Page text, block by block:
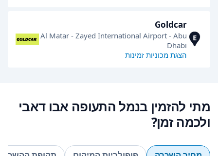
E
Goldcar
Al Matar - Zayed International Airport - Abu
Dhabi
הצגת מכוניות זמינות
מתי להזמין בנמל התעופה אבו דאבי
ולכמה זמן?